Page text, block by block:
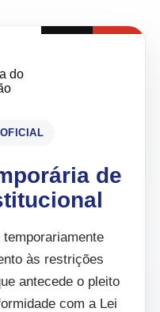
de
às restrições
antecede o pleito
com a Lei